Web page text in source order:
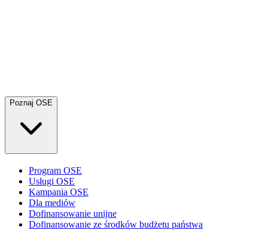
Poznaj OSE
Program OSE
Usługi OSE
Kampania OSE
Dla mediów
Dofinansowanie unijne
Dofinansowanie ze środków budżetu państwa